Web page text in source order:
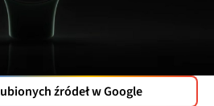
źródeł w Google